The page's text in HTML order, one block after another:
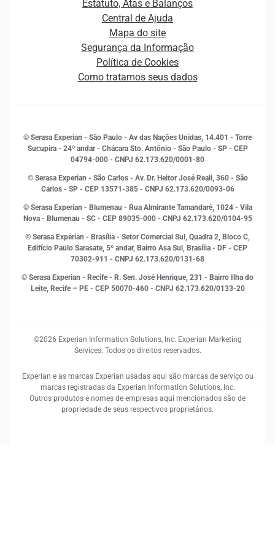
Curso Gratuito de Saúde Financeira
Empreendedorismo
Estudos e Pesquisas
Inovação e Tecnologia
Leis e impostos
Marketing
Open Finance
Proteção de Dados
Sustentabilidade Corporativa
Distribuidores e representantes
Estrutura Organizacional
Sala de Imprensa
Estatuto, Atas e Balanços
Central de Ajuda
Mapa do site
Segurança da Informação
Política de Cookies
Como tratamos seus dados
© Serasa Experian - São Paulo - Av das Nações Unidas, 14.401 - Torre
Sucupira - 24º andar - Chácara Sto. Antônio - São Paulo - SP - CEP
04794-000 - CNPJ 62.173.620/0001-80
© Serasa Experian - São Carlos - Av. Dr. Heitor José Reali, 360 - São
Carlos - SP - CEP 13571-385 - CNPJ 62.173.620/0093-06
© Serasa Experian - Blumenau - Rua Almirante Tamandaré, 1024 - Vila
Nova - Blumenau - SC - CEP 89035-000 - CNPJ 62.173.620/0104-95
© Serasa Experian - Brasília - Setor Comercial Sul, Quadra 2, Bloco C,
Edifício Paulo Sarasate, 5º andar, Bairro Asa Sul, Brasília - DF - CEP
70302-911 - CNPJ 62.173.620/0131-68
© Serasa Experian - Recife - R. Sen. José Henrique, 231 - Bairro Ilha do
Leite, Recife – PE - CEP 50070-460 - CNPJ 62.173.620/0133-20
©2026 Experian Information Solutions, Inc. Experian Marketing
Services. Todos os direitos reservados.
Experian e as marcas Experian usadas aqui são marcas de serviço ou
marcas registradas da Experian Information Solutions, Inc.
Outros produtos e nomes de empresas aqui mencionados são de
propriedade de seus respectivos proprietários.